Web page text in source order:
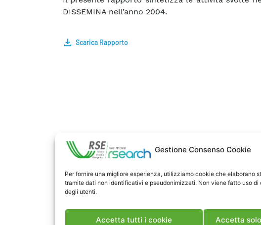
Gestione Consenso Cookie
Per fornire una migliore esperienza, utilizziamo cookie che elaborano
tramite dati non identificativi e pseudonimizzati. Non viene fatto uso
degli utenti.
Accetta tutti i cookie Accetta
DISSEMINA nell’anno 2004.
Scarica Rapporto